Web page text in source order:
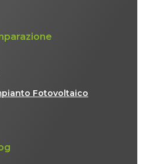
Fotovoltaico